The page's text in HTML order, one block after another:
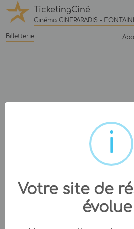
TicketingCiné
Cinéma CINEPARADIS -
Billetterie
Votre site de
évolue